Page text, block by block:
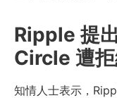
Ripple 提
Circle 遭
知情人士表示，